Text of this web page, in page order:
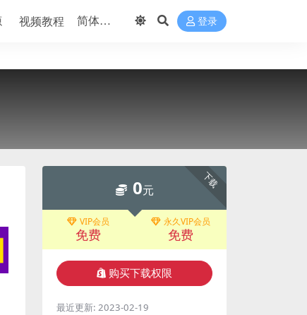
视频教程 登录
下载
0元
VIP会员
免费
永久VIP会员
免费
购买下载权限
最近更新: 2023-02-19